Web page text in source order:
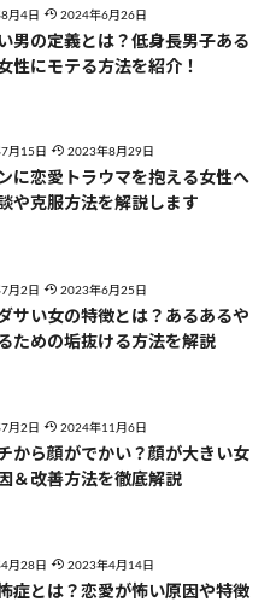
月4日 2024年6月26日
男の定義とは？低身長男子ある
性にモテる方法を紹介！
月15日 2023年8月29日
に恋愛トラウマを抱える女性へ
や克服方法を解説します
月2日 2023年6月25日
サい女の特徴とは？あるあるや
ための垢抜ける方法を解説
月2日 2024年11月6日
から顔がでかい？顔が大きい女
＆改善方法を徹底解説
月28日 2023年4月14日
症とは？恋愛が怖い原因や特徴